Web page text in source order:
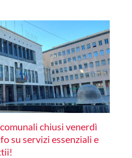
chiusi venerdì
su servizi essenziali e